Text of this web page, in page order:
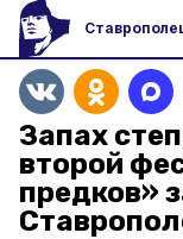
Запах
второй
предков»